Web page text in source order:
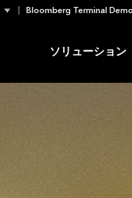
Bloomberg Terminal
ソリューション